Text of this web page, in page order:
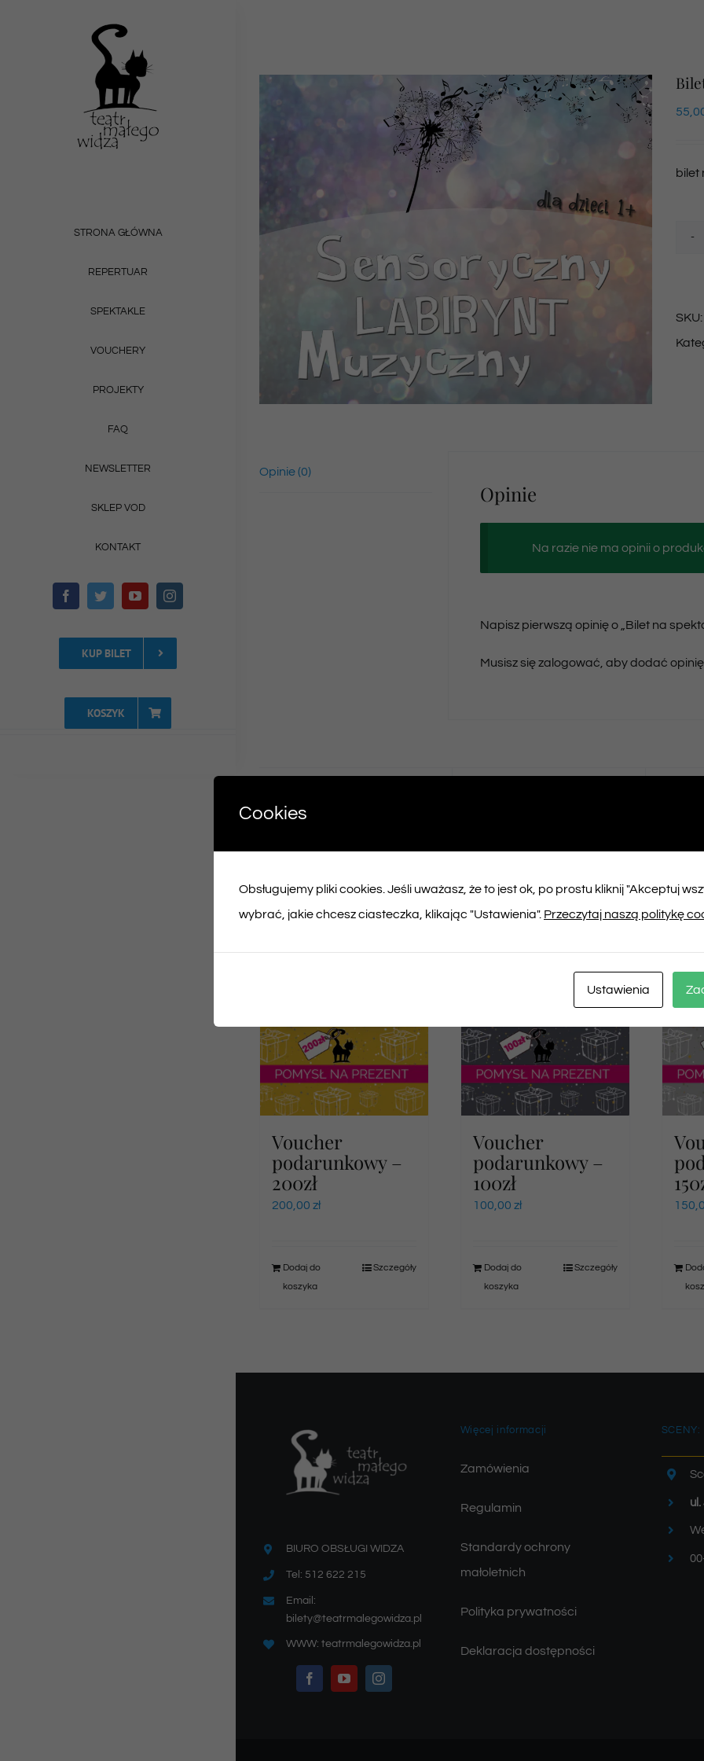
STRONA GŁÓWNA
REPERTUAR
SPEKTAKLE
VOUCHERY
PROJEKTY
FAQ
NEWSLETTER
SKLEP VOD
KONTAKT
KUP BILET
KOSZYK
bilet
SKU:
Opinie (0)
Opinie
Na razie nie ma opinii o
Napisz pierwszą opinię o „Bilet na
Musisz sięzalogować , aby dodać opinię.
Podobne produkty
Voucher
podarunkowy –
200zł
200,00 zł
Dodaj do
koszyka
Szczegóły
Voucher
podarunkowy –
100zł
100,00 zł
Dodaj do
koszyka
Szczegóły
BIURO OBSŁUGI WIDZA
Tel: 512 622 215
Email:
bilety@teatrmalegowidza.pl
WWW: teatrmalegowidza.pl
Więcej informacji
Zamówienia
Regulamin
Standardy ochrony
małoletnich
Polityka prywatności
Deklaracja dostępności
SCENY:
Cookies
Obsługujemy pliki cookies. Jeśli uważasz, że to jest ok, po prostu kliknij "Akceptuj
wybrać, jakie chcesz ciasteczka, klikając "Ustawienia". Przeczytaj naszą politykę
Ustawienia